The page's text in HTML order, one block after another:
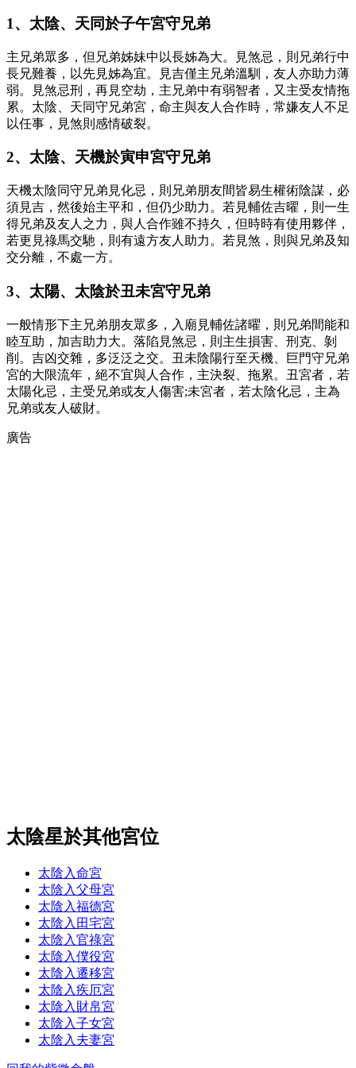
1、太陰、天同於子午宮守兄弟
主兄弟眾多，但兄弟姊妹中以長姊為大。見煞忌，則兄弟行中
長兄難養，以先見姊為宜。見吉僅主兄弟溫馴，友人亦助力薄
弱。見煞忌刑，再見空劫，主兄弟中有弱智者，又主受友情拖
累。太陰、天同守兄弟宮，命主與友人合作時，常嫌友人不足
以任事，見煞則感情破裂。
2、太陰、天機於寅申宮守兄弟
天機太陰同守兄弟見化忌，則兄弟朋友間皆易生權術陰謀，必
須見吉，然後始主平和，但仍少助力。若見輔佐吉曜，則一生
得兄弟及友人之力，與人合作雖不持久，但時時有使用夥伴，
若更見祿馬交馳，則有遠方友人助力。若見煞，則與兄弟及知
交分離，不處一方。
3、太陽、太陰於丑未宮守兄弟
一般情形下主兄弟朋友眾多，入廟見輔佐諸曜，則兄弟間能和
睦互助，加吉助力大。落陷見煞忌，則主生損害、刑克、剝
削。吉凶交雜，多泛泛之交。丑未陰陽行至天機、巨門守兄弟
宮的大限流年，絕不宜與人合作，主決裂、拖累。丑宮者，若
太陽化忌，主受兄弟或友人傷害;未宮者，若太陰化忌，主為
兄弟或友人破財。
廣告
太陰星於其他宮位
太陰入命宮
太陰入父母宮
太陰入福德宮
太陰入田宅宮
太陰入官祿宮
太陰入僕役宮
太陰入遷移宮
太陰入疾厄宮
太陰入財帛宮
太陰入子女宮
太陰入夫妻宮